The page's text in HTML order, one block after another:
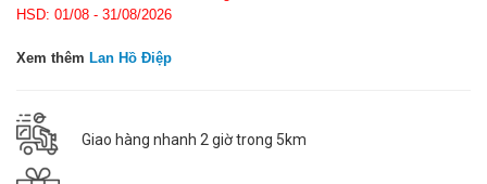
HSD: 01/08 - 31/08/2026
Xem thêm Lan Hồ Điệp
Giao hàng nhanh 2 giờ trong 5km